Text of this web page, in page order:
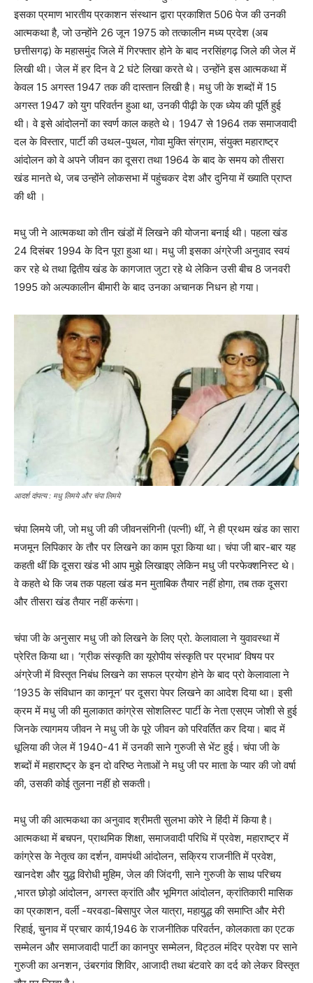
इसका प्रमाण भारतीय प्रकाशन संस्थान द्वारा प्रकाशित 506 पेज की उनकी
आत्मकथा है, जो उन्होंने 26 जून 1975 को तत्कालीन मध्य प्रदेश (अब
छत्तीसगढ़) के महासमुंद जिले में गिरफ्तार होने के बाद नरसिंहगढ़ जिले की जेल में
लिखी थी। जेल में हर दिन वे 2 घंटे लिखा करते थे। उन्होंने इस आत्मकथा में
केवल 15 अगस्त 1947 तक की दास्तान लिखी है। मधु जी के शब्दों में 15
अगस्त 1947 को युग परिवर्तन हुआ था, उनकी पीढ़ी के एक ध्येय की पूर्ति हुई
थी। वे इसे आंदोलनों का स्वर्ण काल कहते थे। 1947 से 1964 तक समाजवादी
दल के विस्तार, पार्टी की उथल-पुथल, गोवा मुक्ति संग्राम, संयुक्त महाराष्ट्र
आंदोलन को वे अपने जीवन का दूसरा तथा 1964 के बाद के समय को तीसरा
खंड मानते थे, जब उन्होंने लोकसभा में पहुंचकर देश और दुनिया में ख्याति प्राप्त
की थी ।
मधु जी ने आत्मकथा को तीन खंडों में लिखने की योजना बनाई थी। पहला खंड
24 दिसंबर 1994 के दिन पूरा हुआ था। मधु जी इसका अंग्रेजी अनुवाद स्वयं
कर रहे थे तथा द्वितीय खंड के कागजात जुटा रहे थे लेकिन उसी बीच 8 जनवरी
1995 को अल्पकालीन बीमारी के बाद उनका अचानक निधन हो गया।
आदर्श दांपत्य : मधु लिमये और चंपा लिमये
चंपा लिमये जी, जो मधु जी की जीवनसंगिनी (पत्नी) थीं, ने ही प्रथम खंड का सारा
मजमून लिपिकार के तौर पर लिखने का काम पूरा किया था। चंपा जी बार-बार यह
कहती थीं कि दूसरा खंड भी आप मुझे लिखाइए लेकिन मधु जी परफेक्शनिस्ट थे।
वे कहते थे कि जब तक पहला खंड मन मुताबिक तैयार नहीं होगा, तब तक दूसरा
और तीसरा खंड तैयार नहीं करूंगा।
चंपा जी के अनुसार मधु जी को लिखने के लिए प्रो. केलावाला ने युवावस्था में
प्रेरित किया था। ‘ग्रीक संस्कृति का यूरोपीय संस्कृति पर प्रभाव’ विषय पर
अंग्रेजी में विस्तृत निबंध लिखने का सफल प्रयोग होने के बाद प्रो केलावाला ने
‘1935 के संविधान का कानून’ पर दूसरा पेपर लिखने का आदेश दिया था। इसी
क्रम में मधु जी की मुलाकात कांग्रेस सोशलिस्ट पार्टी के नेता एसएम जोशी से हुई
जिनके त्यागमय जीवन ने मधु जी के पूरे जीवन को परिवर्तित कर दिया। बाद में
धूलिया की जेल में 1940-41 में उनकी साने गुरुजी से भेंट हुई। चंपा जी के
शब्दों में महाराष्ट्र के इन दो वरिष्ठ नेताओं ने मधु जी पर माता के प्यार की जो वर्षा
की, उसकी कोई तुलना नहीं हो सकती।
मधु जी की आत्मकथा का अनुवाद श्रीमती सुलभा कोरे ने हिंदी में किया है।
आत्मकथा में बचपन, प्राथमिक शिक्षा, समाजवादी परिधि में प्रवेश, महाराष्ट्र में
कांग्रेस के नेतृत्व का दर्शन, वामपंथी आंदोलन, सक्रिय राजनीति में प्रवेश,
खानदेश और युद्ध विरोधी मुहिम, जेल की जिंदगी, साने गुरुजी के साथ परिचय
,भारत छोड़ो आंदोलन, अगस्त क्रांति और भूमिगत आंदोलन, क्रांतिकारी मासिक
का प्रकाशन, वर्ली -यरवडा-बिसापुर जेल यात्रा, महायुद्ध की समाप्ति और मेरी
रिहाई, चुनाव में प्रचार कार्य,1946 के राजनीतिक परिवर्तन, कोलकाता का एटक
सम्मेलन और समाजवादी पार्टी का कानपुर सम्मेलन, विट्ठल मंदिर प्रवेश पर साने
गुरुजी का अनशन, उंबरगांव शिविर, आजादी तथा बंटवारे का दर्द को लेकर विस्तृत